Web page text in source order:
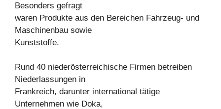
Besonders gefragt
waren Produkte aus den Bereichen Fahrzeug- und
Maschinenbau sowie
Kunststoffe.
Rund 40 niederösterreichische Firmen betreiben
Niederlassungen in
Frankreich, darunter international tätige
Unternehmen wie Doka,